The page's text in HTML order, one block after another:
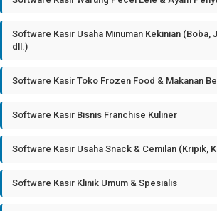
Software Kasir Usaha Minuman Kekinian (Boba,
dll.)
Software Kasir Toko Frozen Food & Makanan
Software Kasir Bisnis Franchise Kuliner
Software Kasir Usaha Snack & Cemilan (Kripik,
Software Kasir Klinik Umum & Spesialis